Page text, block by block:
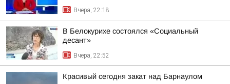
Вчера, 22:18
В Белокурихе состоялся «Социальный
десант»
Вчера, 22:52
Красивый сегодня закат над Барнаулом